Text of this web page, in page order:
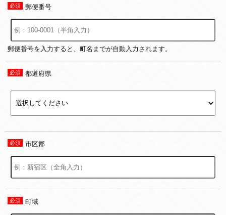
郵便番号
郵便番号を入力すると、町名までが自動入力されます。
都道府県
市区郡
町域